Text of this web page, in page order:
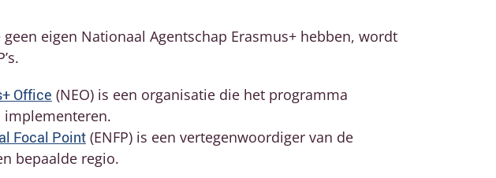
eigen Nationaal Agentschap Erasmus+ hebben, wordt
Office (NEO) is een organisatie die het programma
implementeren.
Focal Point (ENFP) is een vertegenwoordiger van de
bepaalde regio.